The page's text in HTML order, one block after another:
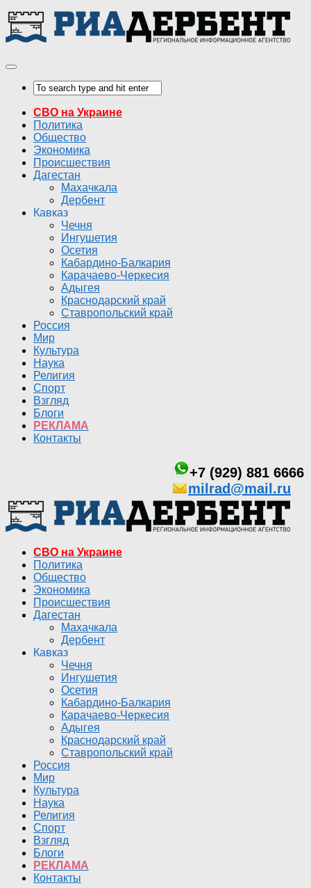
СВО на Украине
Политика
Общество
Экономика
Происшествия
Дагестан
Махачкала
Дербент
Кавказ
Чечня
Ингушетия
Осетия
Кабардино-Балкария
Карачаево-Черкесия
Адыгея
Краснодарский край
Ставропольский край
Россия
Мир
Культура
Наука
Религия
Спорт
Взгляд
Блоги
РЕКЛАМА
Контакты
+7 (929) 881 6666
milrad@mail.ru
СВО на Украине
Политика
Общество
Экономика
Происшествия
Дагестан
Махачкала
Дербент
Кавказ
Чечня
Ингушетия
Осетия
Кабардино-Балкария
Карачаево-Черкесия
Адыгея
Краснодарский край
Ставропольский край
Россия
Мир
Культура
Наука
Религия
Спорт
Взгляд
Блоги
РЕКЛАМА
Контакты